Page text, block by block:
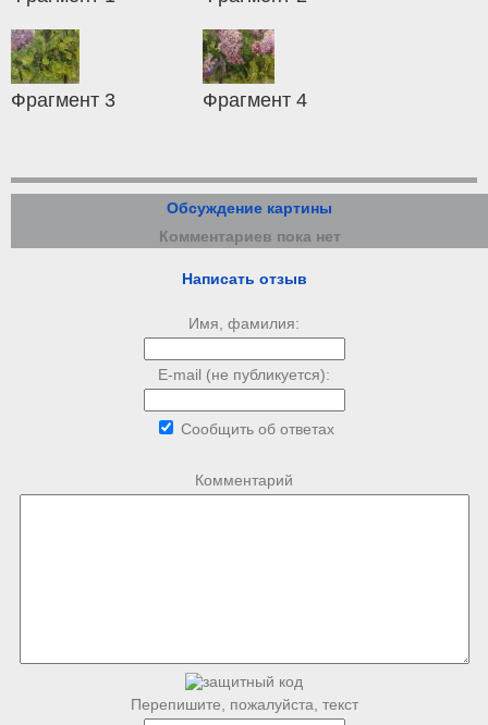
Фрагмент 3 Фрагмент 4
Обсуждение картины
Комментариев пока нет
Написать отзыв
Имя, фамилия:
E-mail (не публикуется):
Сообщить об ответах
Комментарий
Перепишите, пожалуйста, текст